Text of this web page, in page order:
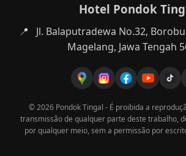
Hotel Pondok
📍
Jl. Balaputradewa No.32,
Magelang, Jawa Tengah
© 2026 Pondok Tingal - É proibida a
transmissão de qualquer parte deste trabalho,
por qualquer meio, sem a permissão por